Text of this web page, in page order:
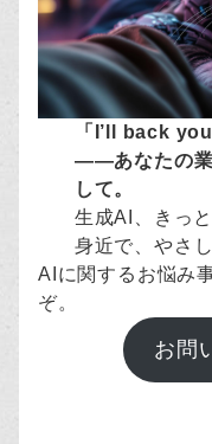
「I’ll back
——あなたの業
して。
生成AI、きっ
身近で、やさ
AIに関するお悩み
ぞ。
お問